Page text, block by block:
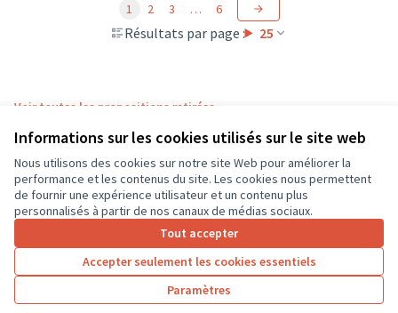
Informations sur les cookies utilisés sur le site web
Nous utilisons des cookies sur notre site Web pour améliorer la
performance et les contenus du site. Les cookies nous permettent
de fournir une expérience utilisateur et un contenu plus
personnalisés à partir de nos canaux de médias sociaux.
Tout accepter
Accepter seulement les cookies essentiels
Paramètres
Résultats par page : 25
1 2 3 … 6
Voir toutes les propositions retirées
Conditions d'utilisation
Paramètres des cookies
CD37 sur X
(Lien externe)
CD37 sur Facebook
CD37 sur Instagram
CD37 sur YouTube
(Lien externe)
Site réalisé grâce aulogiciel libre Decidim .
Licence
(Lien